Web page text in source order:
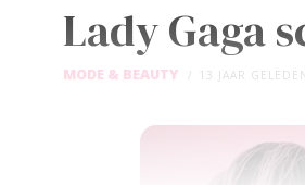
Lady Gaga
MODE & BEAUTY 13 JAAR